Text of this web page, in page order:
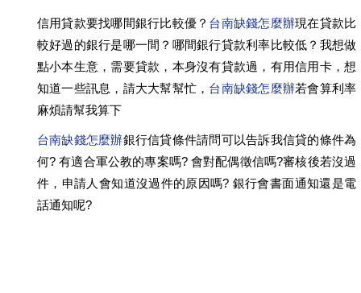
信用貸款要找哪間銀行比較優？ 台南缺錢怎麼辦現在貸款比
較好過的銀行是哪一間？哪間銀行貸款利率比較低？我想做
點小本生意，需要貸款，本身沒有貸款過，有用信用卡，想
知道一些訊息，請大大幫幫忙， 台南缺錢怎麼辦若會算利率
麻煩請幫我算下
台南缺錢怎麼辦銀行信貸條件請問可以告訴我信貸的條件為
何? 有適合軍公教的專案嗎? 會對配偶徵信嗎?審核後若沒過
件，申請人會知道沒過件的原因嗎? 銀行會書面通知還是電
話通知呢?